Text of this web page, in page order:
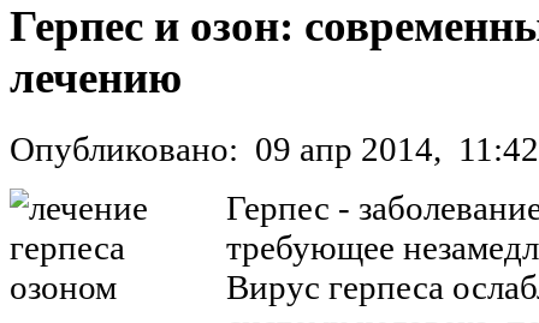
Герпес и озон:
лечению
Опубликовано: 09 апр 2014, 11:42
Герпес -
требующее
Вирус герпеса